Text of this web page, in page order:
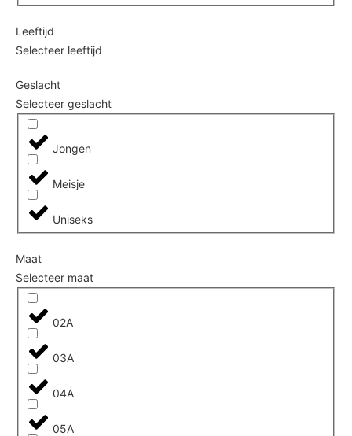
Leeftijd
Selecteer leeftijd
Geslacht
Selecteer geslacht
Jongen
Meisje
Uniseks
Maat
Selecteer maat
02A
03A
04A
05A